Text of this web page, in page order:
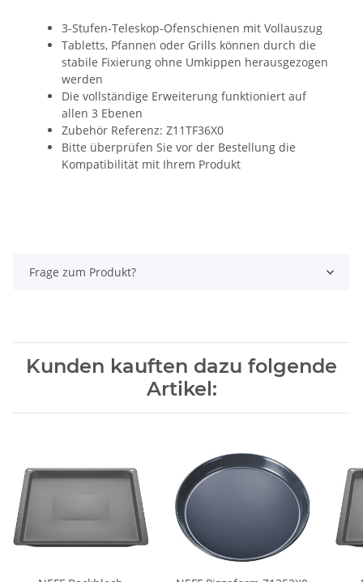
3-Stufen-Teleskop-Ofenschienen mit Vollauszug
Tabletts, Pfannen oder Grills können durch die
stabile Fixierung ohne Umkippen herausgezogen
werden
Die vollständige Erweiterung funktioniert auf
allen 3 Ebenen
Zubehör Referenz: Z11TF36X0
Bitte überprüfen Sie vor der Bestellung die
Kompatibilität mit Ihrem Produkt
Frage zum Produkt?
Kunden kauften dazu folgende
Artikel: